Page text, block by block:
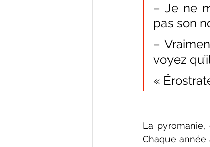
– Je ne
pas son
–
voyez
«
La
Chaque